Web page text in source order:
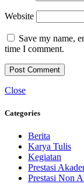
Website
Save my name,
time I comment.
Close
Categories
Berita
Karya Tulis
Kegiatan
Prestasi
Prestasi Non